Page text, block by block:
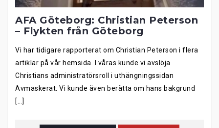
AFA Göteborg: Christian Peterson
– Flykten från Göteborg
Vi har tidigare rapporterat om Christian Peterson i flera
artiklar på vår hemsida. I våras kunde vi avslöja
Christians administratörsroll i uthängningssidan
Avmaskerat. Vi kunde även berätta om hans bakgrund
[…]